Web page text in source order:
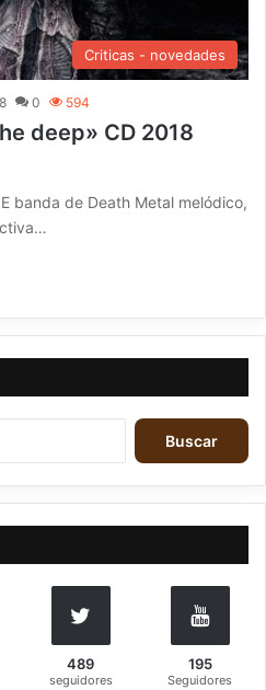
Criticas - novedades
0 594
deep» CD 2018
banda de Death Metal melódico,
c
a
:
489
seguidores
195
Seguidores